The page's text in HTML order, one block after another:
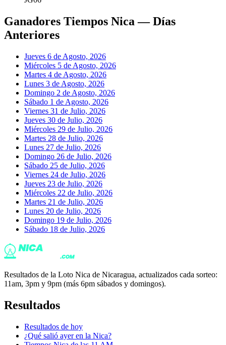
Ganadores Tiempos Nica — Días
Anteriores
Jueves 6 de Agosto, 2026
Miércoles 5 de Agosto, 2026
Martes 4 de Agosto, 2026
Lunes 3 de Agosto, 2026
Domingo 2 de Agosto, 2026
Sábado 1 de Agosto, 2026
Viernes 31 de Julio, 2026
Jueves 30 de Julio, 2026
Miércoles 29 de Julio, 2026
Martes 28 de Julio, 2026
Lunes 27 de Julio, 2026
Domingo 26 de Julio, 2026
Sábado 25 de Julio, 2026
Viernes 24 de Julio, 2026
Jueves 23 de Julio, 2026
Miércoles 22 de Julio, 2026
Martes 21 de Julio, 2026
Lunes 20 de Julio, 2026
Domingo 19 de Julio, 2026
Sábado 18 de Julio, 2026
Resultados de la Loto Nica de Nicaragua, actualizados cada sorteo:
11am, 3pm y 9pm (más 6pm sábados y domingos).
Resultados
Resultados de hoy
¿Qué salió ayer en la Nica?